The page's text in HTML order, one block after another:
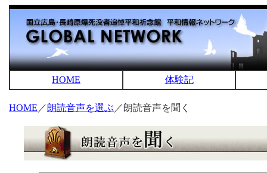
HOME 体験記
HOME ／朗読音声を選ぶ ／朗読音声を聞く